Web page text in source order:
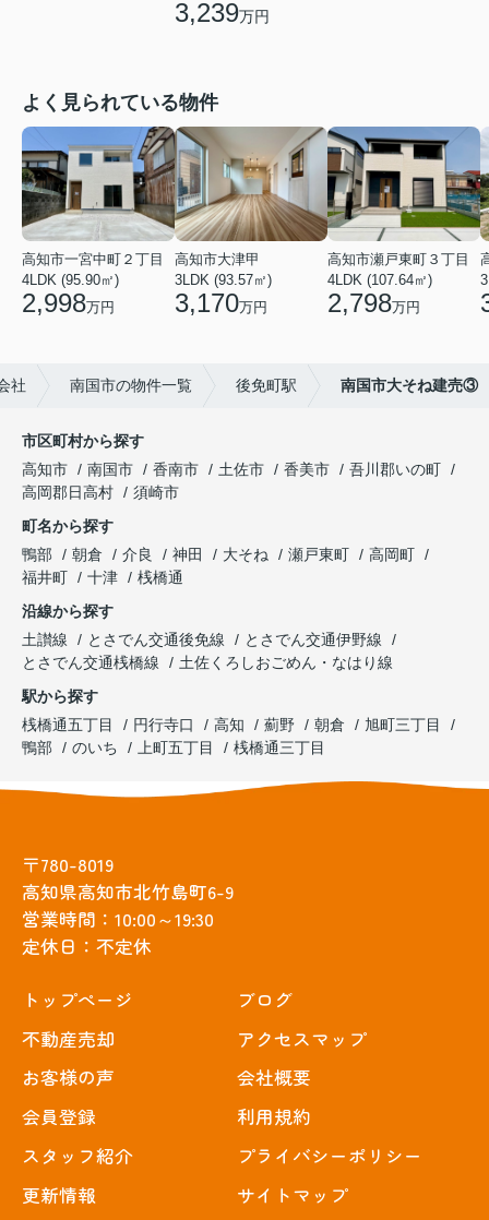
3,239万円
よく見られている物件
高知市一宮中町２丁目
4LDK (95.90㎡)
2,998万円
高知市大津甲
3LDK (93.57㎡)
3,170万円
高知市瀬戸東町３丁目
4LDK (107.64㎡)
2,798万円
社 南国市の物件一覧 後免町駅 南国市大そね建売③
市区町村から探す
高知市
南国市 香南市 土佐市 香美市
吾川郡いの町
高岡郡日高村
須崎市
町名から探す
鴨部
朝倉 介良 神田 大そね 瀬戸東町
高岡町
福井町
十津
桟橋通
沿線から探す
土讃線
とさでん交通後免線
とさでん交通伊野線
とさでん交通桟橋線
土佐くろしおごめん・なはり線
駅から探す
桟橋通五丁目
円行寺口 高知 薊野 朝倉
旭町三丁目
鴨部
のいち 上町五丁目 桟橋通三丁目
〒780-8019
高知県高知市北竹島町6-9
営業時間：10:00～19:30
定休日：不定休
トップぺージ
不動産売却
お客様の声
会員登録
スタッフ紹介
更新情報
ブログ
アクセスマップ
会社概要
利用規約
プライバシーポリシー
サイトマップ